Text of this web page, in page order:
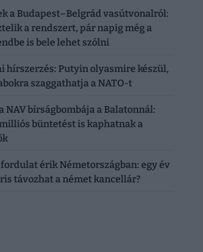
a Budapest–Belgrád vasútvonalról:
a rendszert, pár napig még a
is bele lehet szólni
hírszerzés: Putyin olyasmire készül,
szaggathatja a NATO-t
NAV bírságbombája a Balatonnál:
büntetést is kaphatnak a
érik Németországban: egy év
távozhat a német kancellár?